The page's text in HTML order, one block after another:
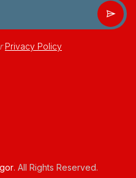
Privacy Policy
. All Rights Reserved.